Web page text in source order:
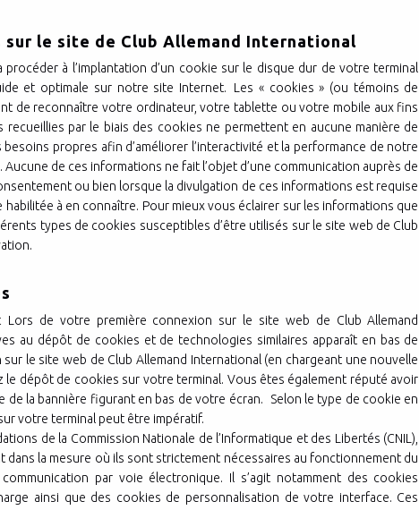
le site de Club Allemand International
à l’implantation d’un cookie sur le disque dur de votre terminal
et optimale sur notre site Internet. Les « cookies » (ou témoins de
de reconnaître votre ordinateur, votre tablette ou votre mobile aux fins
par le biais des cookies ne permettent en aucune manière de
propres afin d’améliorer l’interactivité et la performance de notre
de ces informations ne fait l’objet d’une communication auprès de
ou bien lorsque la divulgation de ces informations est requise
à en connaître. Pour mieux vous éclairer sur les informations que
types de cookies susceptibles d’être utilisés sur le site web de Club
de votre première connexion sur le site web de Club Allemand
au dépôt de cookies et de technologies similaires apparaît en bas de
le site web de Club Allemand International (en chargeant une nouvelle
dépôt de cookies sur votre terminal. Vous êtes également réputé avoir
la bannière figurant en bas de votre écran. Selon le type de cookie en
votre terminal peut être impératif.
de la Commission Nationale de l’Informatique et des Libertés (CNIL),
la mesure où ils sont strictement nécessaires au fonctionnement du
par voie électronique. Il s’agit notamment des cookies
ainsi que des cookies de personnalisation de votre interface. Ces